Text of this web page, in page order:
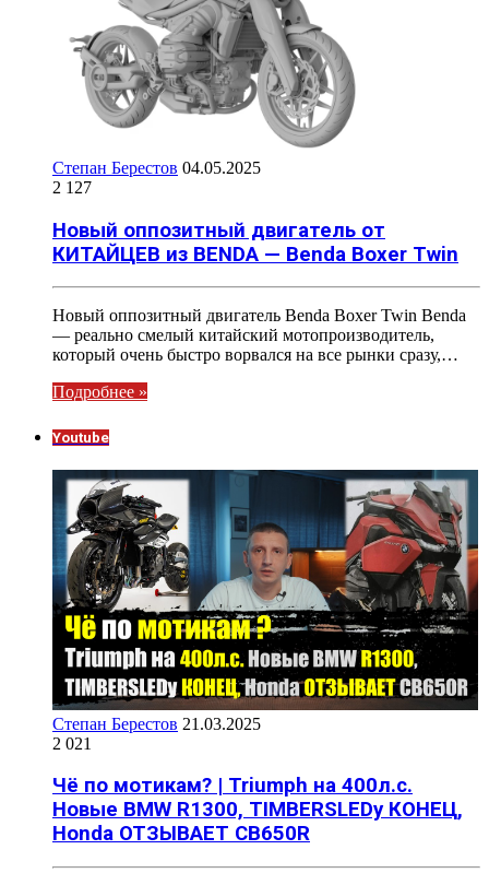
Степан Берестов 04.05.2025
2 127
Новый оппозитный двигатель от
КИТАЙЦЕВ из BENDA — Benda Boxer Twin
Новый оппозитный двигатель Benda Boxer Twin Benda
— реально смелый китайский мотопроизводитель,
который очень быстро ворвался на все рынки сразу,…
Подробнее »
Youtube
Степан Берестов 21.03.2025
2 021
Чё по мотикам? | Triumph на 400л.с.
Новые BMW R1300, TIMBERSLEDу КОНЕЦ,
Honda ОТЗЫВАЕТ CB650R